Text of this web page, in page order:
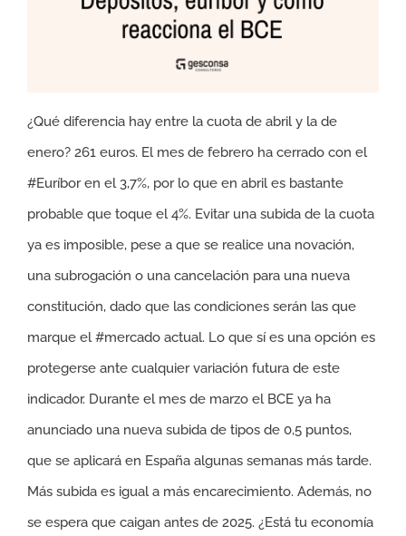
¿Qué diferencia hay entre la cuota de abril y la de
enero? 261 euros. El mes de febrero ha cerrado con el
#Euríbor en el 3,7%, por lo que en abril es bastante
probable que toque el 4%. Evitar una subida de la cuota
ya es imposible, pese a que se realice una novación,
una subrogación o una cancelación para una nueva
constitución, dado que las condiciones serán las que
marque el #mercado actual. Lo que sí es una opción es
protegerse ante cualquier variación futura de este
indicador. Durante el mes de marzo el BCE ya ha
anunciado una nueva subida de tipos de 0,5 puntos,
que se aplicará en España algunas semanas más tarde.
Más subida es igual a más encarecimiento. Además, no
se espera que caigan antes de 2025. ¿Está tu economía